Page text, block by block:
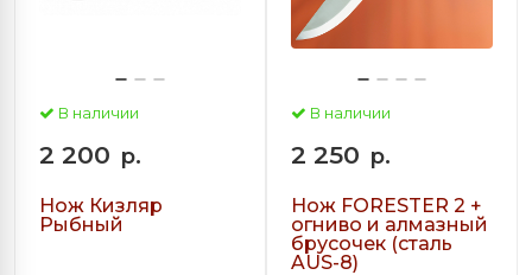
В наличии
2 200 р.
Нож Кизляр
Рыбный
В наличии
2 250 р.
Нож FORESTER 2 +
огниво и алмазный
брусочек (сталь
AUS-8)